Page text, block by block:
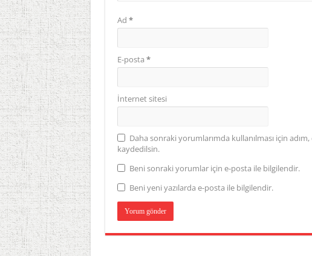
Ad *
E-posta *
İnternet sitesi
Daha sonraki yorumlarımda kullanılması için
kaydedilsin.
Beni sonraki yorumlar için e-posta ile bilgilendir.
Beni yeni yazılarda e-posta ile bilgilendir.